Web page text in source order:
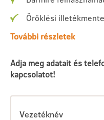
Öröklési
További részletek
Adja meg adatait és
kapcsolatot!
Vezetéknév